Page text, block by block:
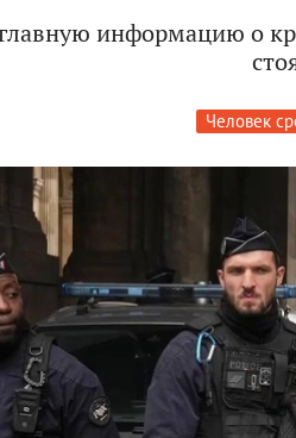
информацию о
Человек